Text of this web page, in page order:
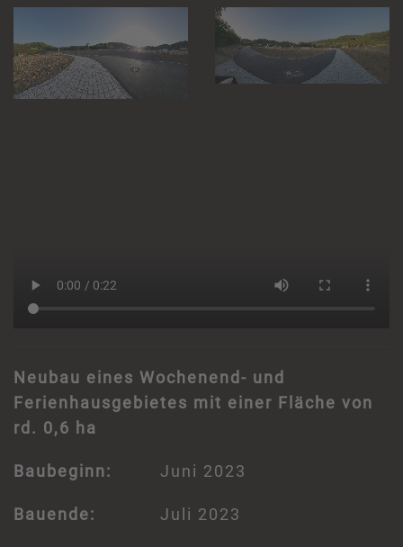
Neubau eines Wochenend- und
Ferienhausgebietes mit einer Fläche von
rd. 0,6 ha
Baubeginn: Juni 2023
Bauende: Juli 2023